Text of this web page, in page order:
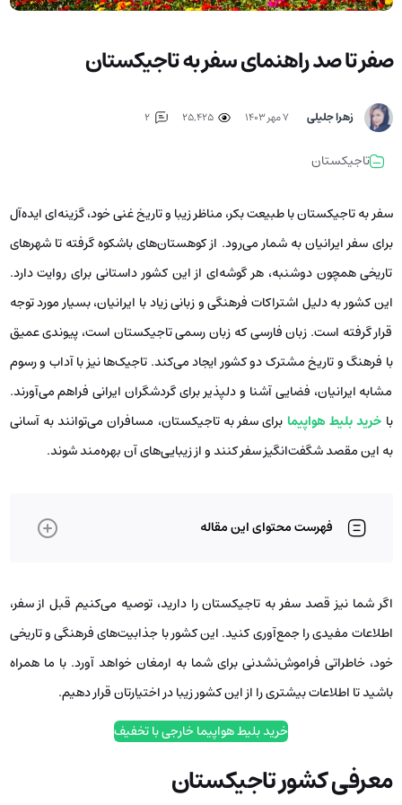
صفر تا صد راهنمای سفر به تاجیکستان
زهرا جلیلی ۷ مهر ۱۴۰۳ 25,425
2
تاجیکستان
سفر به تاجیکستان با طبیعت بکر، مناظر زیبا و تاریخ غنی خود، گزینه‌ای ایده‌آل
برای سفر ایرانیان به شمار می‌رود. از کوهستان‌های باشکوه گرفته تا شهرهای
تاریخی همچون دوشنبه، هر گوشه‌ای از این کشور داستانی برای روایت دارد.
این کشور به دلیل اشتراکات فرهنگی و زبانی زیاد با ایرانیان، بسیار مورد توجه
قرار گرفته است. زبان فارسی که زبان رسمی تاجیکستان است، پیوندی عمیق
با فرهنگ و تاریخ مشترک دو کشور ایجاد می‌کند. تاجیک‌ها نیز با آداب و رسوم
مشابه ایرانیان، فضایی آشنا و دلپذیر برای گردشگران ایرانی فراهم می‌آورند.
با خرید بلیط هواپیما برای سفر به تاجیکستان، مسافران می‌توانند به آسانی
به این مقصد شگفت‌انگیز سفر کنند و از زیبایی‌های آن بهره‌مند شوند.
فهرست محتوای این مقاله
اگر شما نیز قصد سفر به تاجیکستان را دارید، توصیه می‌کنیم قبل از سفر،
اطلاعات مفیدی را جمع‌آوری کنید. این کشور با جذابیت‌های فرهنگی و تاریخی
خود، خاطراتی فراموش‌نشدنی برای شما به ارمغان خواهد آورد. با ما همراه
باشید تا اطلاعات بیشتری را از این کشور زیبا در اختیارتان قرار دهیم.
خرید بلیط هواپیما خارجی با تخفیف
معرفی کشور تاجیکستان